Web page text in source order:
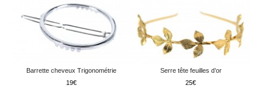
Barrette cheveux Trigonométrie
19
Serre tête feuilles d’or
25